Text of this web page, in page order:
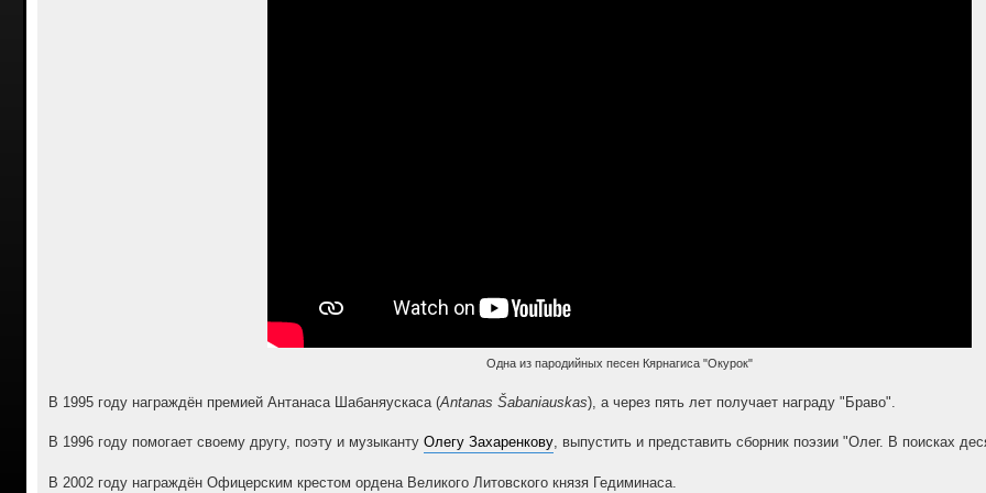
Одна из пародийных песен Кярнагиса "Окурок"
В 1995 году награждён премией Антанаса Шабаняускаса (Antanas Šabaniauskas), а через пять лет получает награду "Браво".
В 1996 году помогает своему другу, поэту и музыканту Олегу Захаренкову, выпустить и представить сборник поэзии "Олег. В поисках
В 2002 году награждён Офицерским крестом ордена Великого Литовского князя Гедиминаса.